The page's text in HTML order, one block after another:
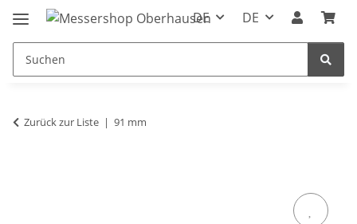
DE DE
Zurück zur Liste 91 mm